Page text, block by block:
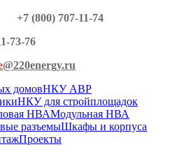
+7 (800) 707-11-74
76
@220energy.ru
домовНКУ АВР
НКУ для стройплощадок
НВАМодульная НВА
разъемыШкафы и корпуса
Проекты